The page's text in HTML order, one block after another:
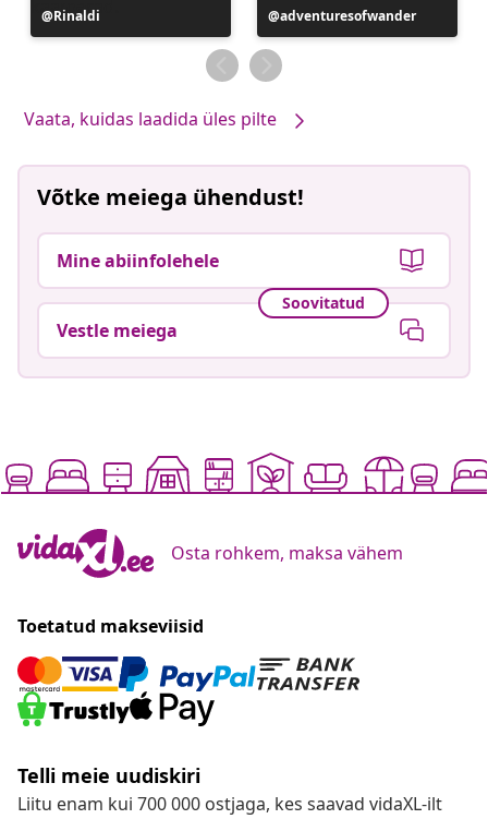
Postitus
avaldatud
Rinaldi
Postitus
avaldatud
adventuresofwander
Vaata, kuidas laadida üles pilte
Võtke meiega ühendust!
Mine abiinfolehele
Soovitatud
Vestle meiega
Osta rohkem, maksa vähem
Toetatud makseviisid
Telli meie uudiskiri
Liitu enam kui 700 000 ostjaga, kes saavad vidaXL-ilt